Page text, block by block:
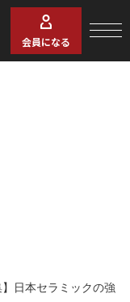
会員になる